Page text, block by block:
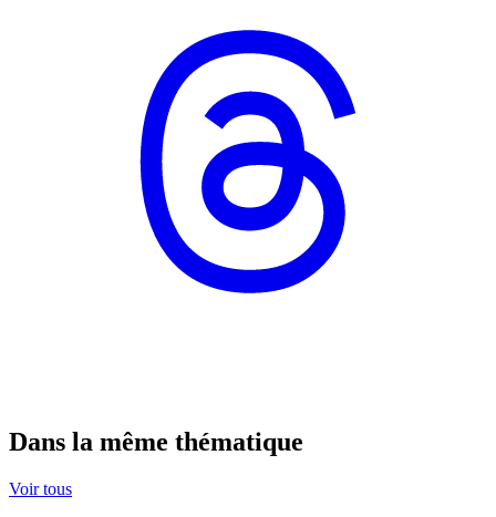
Dans la même thématique
Voir tous